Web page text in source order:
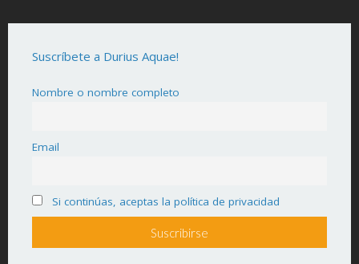
Suscríbete a Durius Aquae!
Nombre o nombre completo
Email
Si continúas, aceptas la política de privacidad